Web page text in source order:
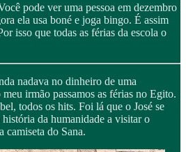
pode ver uma pessoa em dezembro
ela usa boné e joga bingo. É assim
isso que todas as férias da escola o
nadava no dinheiro de uma
irmão passamos as férias no Egito.
todos os hits. Foi lá que o José se
da humanidade a visitar o
camiseta do Sana.